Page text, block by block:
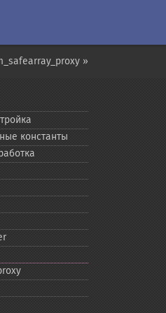
»
константы